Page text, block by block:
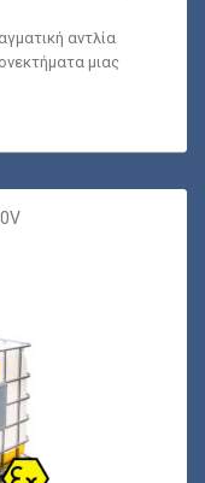
αντλία
μιας